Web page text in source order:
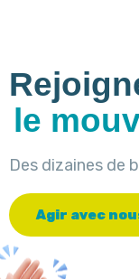
le
Des dizaines de
Agir avec nou